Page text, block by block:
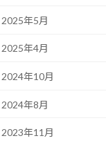
2025年5月
2025年4月
2024年10月
2024年8月
2023年11月